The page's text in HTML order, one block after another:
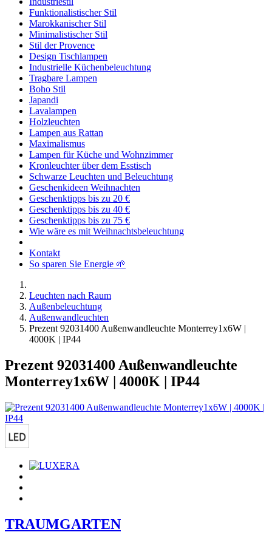
Funktionalistischer Stil
Marokkanischer Stil
Minimalistischer Stil
Stil der Provence
Design Tischlampen
Industrielle Küchenbeleuchtung
Tragbare Lampen
Boho Stil
Japandi
Lavalampen
Holzleuchten
Lampen aus Rattan
Maximalismus
Lampen für Küche und Wohnzimmer
Kronleuchter über dem Esstisch
Schwarze Leuchten und Beleuchtung
Geschenkideen Weihnachten
Geschenktipps bis zu 20 €
Geschenktipps bis zu 40 €
Geschenktipps bis zu 75 €
Wie wäre es mit Weihnachtsbeleuchtung
Kontakt
So sparen Sie Energie 🌱
Leuchten nach Raum
Außenbeleuchtung
Außenwandleuchten
Prezent 92031400 Außenwandleuchte Monterrey1x6W |
4000K | IP44
Prezent 92031400 Außenwandleuchte
Monterrey1x6W | 4000K | IP44
TRAUMGARTEN